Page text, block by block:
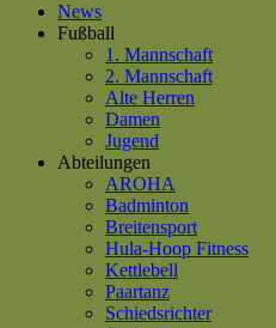
News
Fußball
1. Mannschaft
2. Mannschaft
Alte Herren
Damen
Jugend
Abteilungen
AROHA
Badminton
Breitensport
Hula-Hoop Fitness
Kettlebell
Paartanz
Schiedsrichter